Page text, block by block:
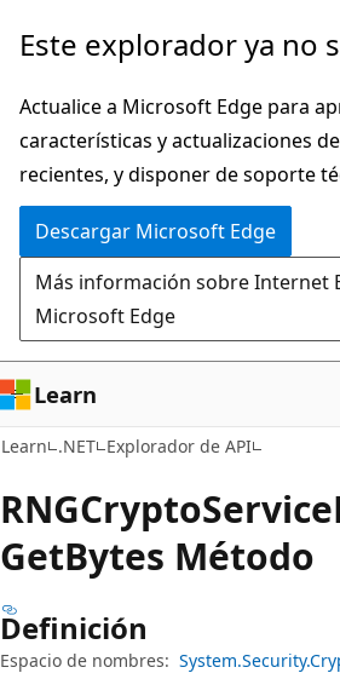
Ir
contenido
principal
Ir
la
navegación
en
la
página
Este explorador ya no
Actualice a Microsoft Edge para
características y actualizaciones
recientes, y disponer de soporte
Descargar Microsoft Edge
Más información sobre Internet
Microsoft Edge
Learn
Learn .NET Explorador de API
RNGCryptoService
GetBytes Método
Definición
Espacio de nombres: